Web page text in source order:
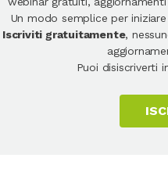
Un modo semplice per
Iscriviti gratuitamente,
Puoi disiscriverti